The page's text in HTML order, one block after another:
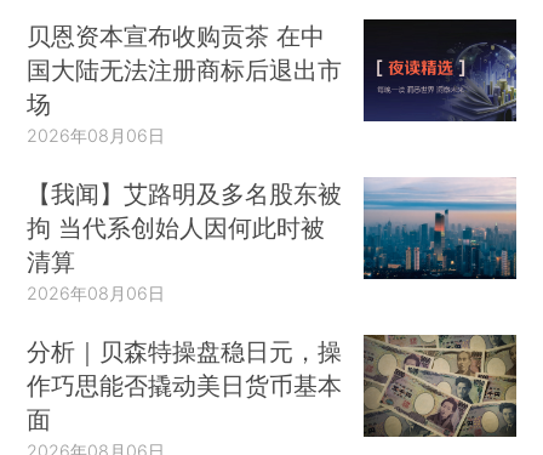
贝恩资本宣布收购贡茶 在中
国大陆无法注册商标后退出市
场
2026年08月06日
【我闻】艾路明及多名股东被
拘 当代系创始人因何此时被
清算
2026年08月06日
分析｜贝森特操盘稳日元，操
作巧思能否撬动美日货币基本
面
2026年08月06日